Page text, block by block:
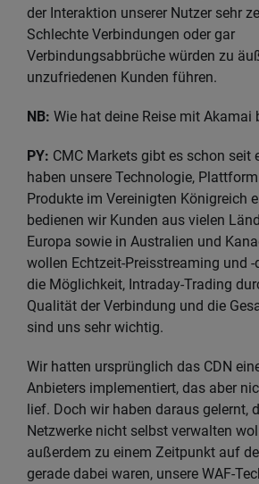
der Interaktion unserer Nutzer sehr
Schlechte Verbindungen oder gar
Verbindungsabbrüche würden zu
unzufriedenen Kunden führen.
NB: Wie hat deine Reise mit Akamai
PY: CMC Markets gibt es schon seit
haben unsere Technologie,
Produkte im Vereinigten Königreich
bedienen wir Kunden aus vielen
Europa sowie in Australien und
wollen Echtzeit-Preisstreaming und
die Möglichkeit, Intraday-Trading
Qualität der Verbindung und die
sind uns sehr wichtig.
Wir hatten ursprünglich das CDN
Anbieters implementiert, das aber
lief. Doch wir haben daraus gelernt,
Netzwerke nicht selbst verwalten
außerdem zu einem Zeitpunkt auf
gerade dabei waren, unsere